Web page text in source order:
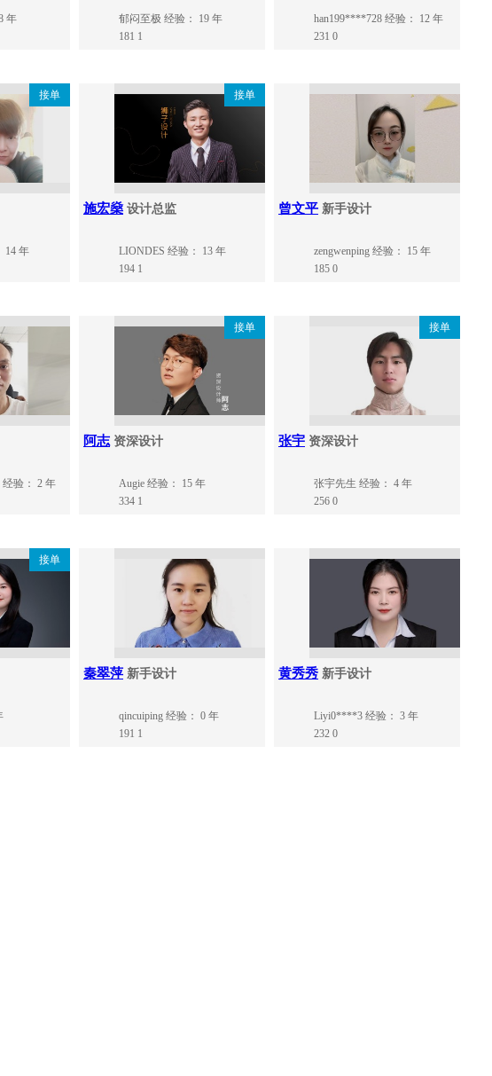
年
郁闷至极 经验： 19 年
181 1
han199****728 经验： 12 年
231 0
接单
14 年
接单
施宏燊 设计总监
LIONDES 经验： 13 年
194 1
曾文平 新手设计
zengwenping 经验： 15 年
185 0
经验： 2 年
接单
阿志 资深设计
Augie 经验： 15 年
334 1
接单
张宇 资深设计
张宇先生 经验： 4 年
256 0
接单
秦翠萍 新手设计
qincuiping 经验： 0 年
191 1
黄秀秀 新手设计
Liyi0****3 经验： 3 年
232 0